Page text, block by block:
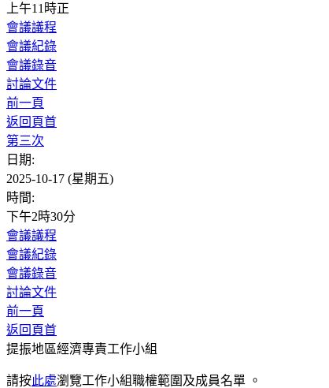
上午11時正
會議議程
會議紀錄
會議錄音
討論文件
前一頁
返回頁首
第三次
日期:
2025-10-17 (星期五)
時間:
下午2時30分
會議議程
會議紀錄
會議錄音
討論文件
前一頁
返回頁首
提振地區經濟專責工作小組
請按此處瀏覽工作小組職權範圍及成員名單 。